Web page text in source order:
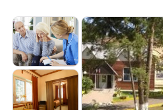
После перелома шейки бедра